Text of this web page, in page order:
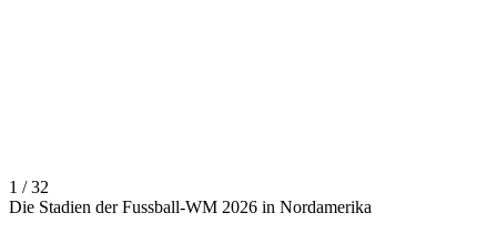
1 / 32
Die Stadien der Fussball-WM 2026 in Nordamerika